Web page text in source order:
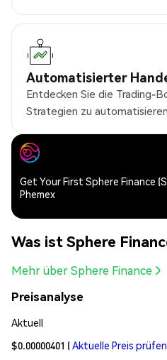
Automatisierter
Entdecken Sie die Trading-
Strategien zu
Get Your First Sphere Finance
Phemex
Was ist Sphere
Mehr über Sphere Finance
Preisanalyse
Aktuell
$0.00000401 (Aktuelle Preis prüfen